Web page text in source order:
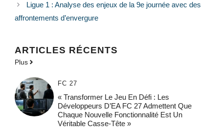
Ligue 1 : Analyse des enjeux de la 9e journée avec des
affrontements d’envergure
ARTICLES RÉCENTS
Plus
FC 27
« Transformer Le Jeu En Défi : Les
Développeurs D’EA FC 27 Admettent Que
Chaque Nouvelle Fonctionnalité Est Un
Véritable Casse-Tête »